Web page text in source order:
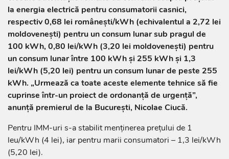
la energia electrică pentru consumatorii casnici,
respectiv 0,68 lei românești/kWh (echivalentul a 2,72 lei
moldovenești) pentru un consum lunar sub pragul de
100 kWh, 0,80 lei/kWh (3,20 lei moldovenești) pentru
un consum lunar între 100 kWh şi 255 kWh şi 1,3
lei/kWh (5,20 lei) pentru un consum lunar de peste 255
kWh. „Urmează ca toate aceste elemente tehnice să fie
cuprinse într-un proiect de ordonanţă de urgenţă”,
anunță premierul de la București, Nicolae Ciucă.
Pentru IMM-uri s-a stabilit menţinerea preţului de 1
leu/kWh (4 lei), iar pentru marii consumatori – 1,3 lei/kWh
(5,20 lei).